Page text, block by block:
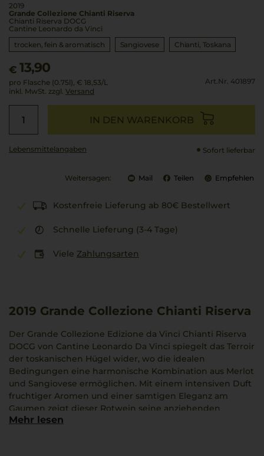
2019
Grande Collezione Chianti Riserva
Chianti Riserva DOCG
Cantine Leonardo da Vinci
trocken, fein & aromatisch
Sangiovese Chianti Toskana
€ 13,90
pro Flasche (0.75l), € 18,53/L
inkl. MwSt. zzgl. Versand
Art.Nr. 401897
IN DEN WARENKORB
Lebensmittel­angaben Sofort lieferbar
Weitersagen: Mail Teilen Empfehlen
Kostenfreie Lieferung ab 80€ Bestellwert
Schnelle Lieferung (3-4 Tage)
Viele Zahlungsarten
2019 Grande Collezione Chianti Riserva
Der Grande Collezione Edizione da Vinci Chianti Riserva
DOCG von Cantine Leonardo Da Vinci spiegelt das Terroir
der toskanischen Hügel wider, wo die idealen
Bedingungen eine harmonische Kombination aus Merlot
und Sangiovese ermöglichen. Mit einem intensiven Duft
fruchtiger Aromen und einer samtigen Eleganz am
Gaumen zeigt dieser Rotwein seine anziehenden
Qualitäten. Die Reifezeit von zwei Jahren und neun
Mehr lesen